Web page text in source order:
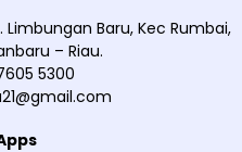
Baru, Kec Rumbai,
– Riau.
5300